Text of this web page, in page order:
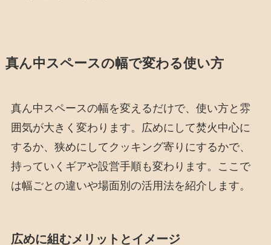
真ん中スペースの幅で変わる使い方
真ん中スペースの幅を変えるだけで、使い方と雰
囲気が大きく変わります。広めにして焚火中心に
するか、狭めにしてクッキング寄りにするかで、
持っていくギアや設営手順も変わります。ここで
は幅ごとの違いや場面別の活用法を紹介します。
広めに組むメリットとイメージ